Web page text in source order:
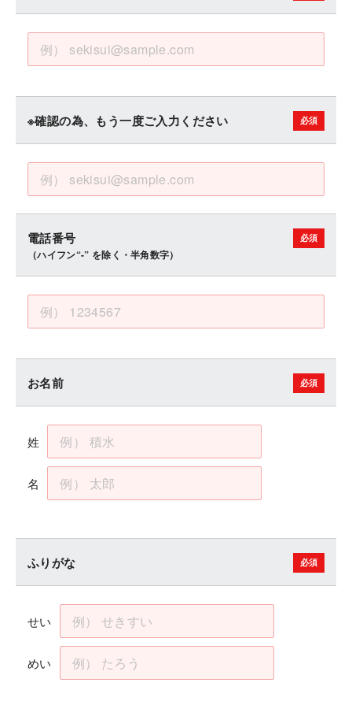
※確認の為、もう一度ご入力ください
電話番号
（ハイフン“-” を除く・半角数字）
お名前
姓
名
ふりがな
せい
めい